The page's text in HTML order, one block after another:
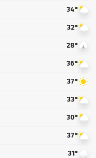
34°
32°
28°
36°
37°
33°
30°
37°
31°